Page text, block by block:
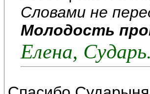
Словами не
Молодость
Елена,